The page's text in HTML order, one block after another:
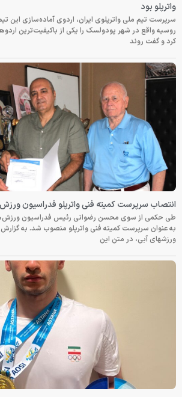
واترپلو بود
سرپرست تیم ملی واترپلوی ایران، اردوی آماده‌سازی این
روسیه واقع در شهر پودولسک را یکی از باکیفیت‌ترین
کرد و گفت روند
انتصاب سرپرست کمیته فنی واترپلو فدراسیون
طی حکمی از سوی محسن رضوانی رئیس فدراسیون
به عنوان سرپرست کمیته فنی واترپلو منصوب شد. به
ورزشهای آبی، در متن این